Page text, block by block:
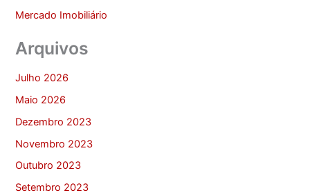
Mercado Imobiliário
Arquivos
Julho 2026
Maio 2026
Dezembro 2023
Novembro 2023
Outubro 2023
Setembro 2023